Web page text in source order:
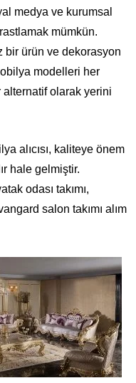
medya ve kurumsal
mümkün.
bir ürün ve dekorasyon
modelleri her
olarak yerini
alıcısı, kaliteye önem
hale gelmiştir.
odası takımı,
salon takımı alım